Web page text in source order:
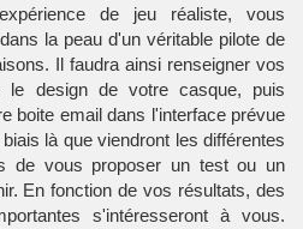
de jeu réaliste, vous
la peau d'un véritable pilote de
Il faudra ainsi renseigner vos
le design de votre casque, puis
boite email dans l'interface prévue
là que viendront les différentes
de vous proposer un test ou un
En fonction de vos résultats, des
s'intéresseront à vous.